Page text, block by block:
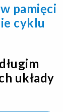
pamięci
cyklu
układy